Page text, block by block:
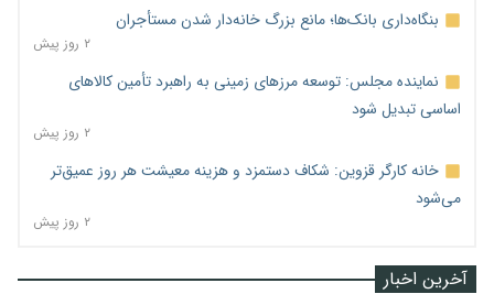
بنگاه‌داری بانک‌ها؛ مانع بزرگ خانه‌دار شدن مستأجران
۲ روز پیش
نماینده مجلس: توسعه مرزهای زمینی به راهبرد تأمین کالاهای
اساسی تبدیل شود
۲ روز پیش
خانه کارگر قزوین: شکاف دستمزد و هزینه معیشت هر روز عمیق‌تر
می‌شود
۲ روز پیش
آخرین اخبار